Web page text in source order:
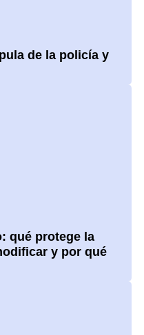
de la policía y
qué protege la
y por qué